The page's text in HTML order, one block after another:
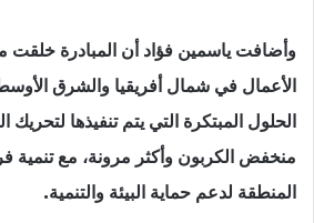
وأضافت ياسمين فؤاد أن المبادرة خلقت
الأعمال في شمال أفريقيا والشرق
الحلول المبتكرة التي يتم تنفيذها لتحريك
منخفض الكربون وأكثر مرونة، مع تنمية
المنطقة لدعم حماية البيئة والتنمية.